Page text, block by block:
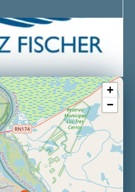
Rope Academy Videos
Technologie
Digital Service
KV R&D
+
−